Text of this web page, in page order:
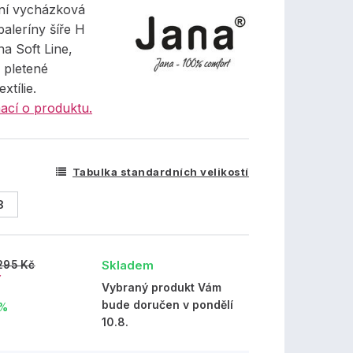
vycházková
šíře H
Soft Line,
o produktu.
Tabulka standardních velikostí
Kč Skladem
Vybraný produkt Vám
bude doručen v pondělí
10.8.